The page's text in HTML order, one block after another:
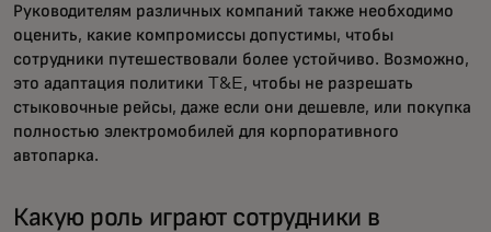
Руководителям различных компаний также необходимо
оценить, какие компромиссы допустимы, чтобы
сотрудники путешествовали более устойчиво. Возможно,
это адаптация политики T&E, чтобы не разрешать
стыковочные рейсы, даже если они дешевле, или покупка
полностью электромобилей для корпоративного
автопарка.
Какую роль играют сотрудники в